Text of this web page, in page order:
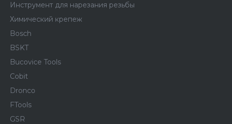
Инструмент для нарезания резьбы
Химический крепеж
Bosch
BSKT
Bucovice Tools
Cobit
Dronco
FTools
GSR